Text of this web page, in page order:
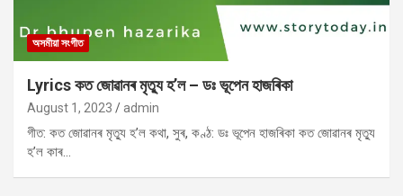
অসমীয়া সংগীত
Lyrics কত জোৱানৰ মৃত্যু হ’ল – ডঃ ভূপেন হাজৰিকা
August 1, 2023 admin
গীত: কত জোৱানৰ মৃত্যু হ’ল কথা, সুৰ, কণ্ঠ: ডঃ ভূপেন হাজৰিকা কত জোৱানৰ মৃত্যু
হ’ল কাৰ…